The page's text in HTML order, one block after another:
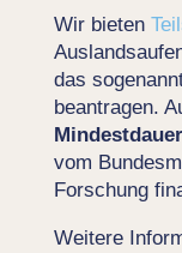
Wir bieten
das
beantragen.
vom
Forschung
Weitere